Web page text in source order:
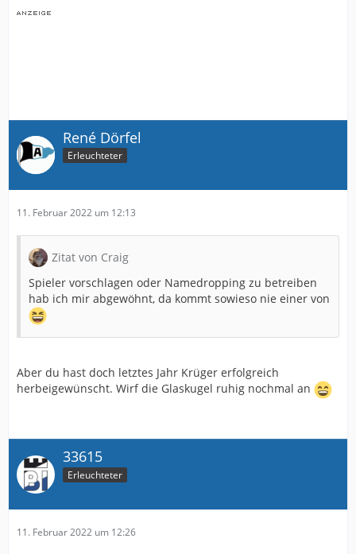
René Dörfel
Erleuchteter
11. Februar 2022 um 12:13
Zitat von Craig
Spieler vorschlagen oder Namedropping zu betreiben
hab ich mir abgewöhnt, da kommt sowieso nie einer von
Aber du hast doch letztes Jahr Krüger erfolgreich
herbeigewünscht. Wirf die Glaskugel ruhig nochmal an
33615
Erleuchteter
11. Februar 2022 um 12:26